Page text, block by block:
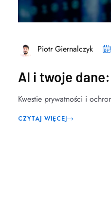
Piotr Giernalczyk
AI i twoje
Kwestie prywatności i
CZYTAJ WIĘCEJ